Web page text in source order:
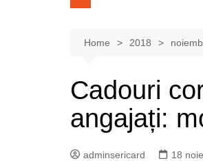
Home 2018
Cadouri
angajați:
adminsericard 18